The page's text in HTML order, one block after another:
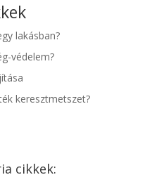
lakásban?
védelem?
keresztmetszet?
cikkek: